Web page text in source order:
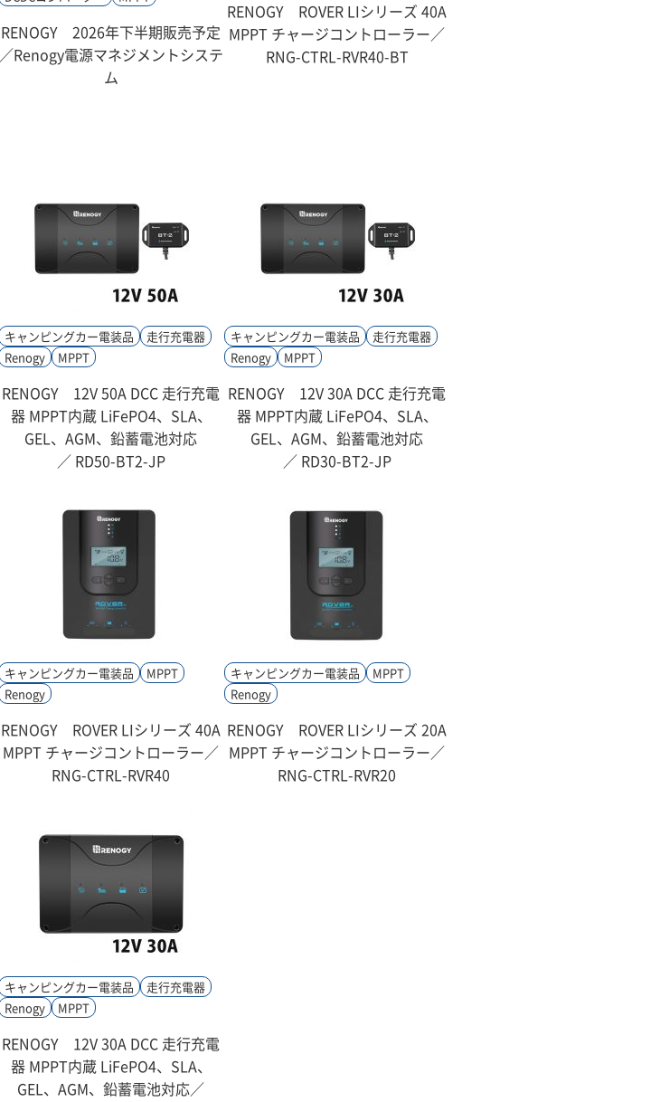
RENOGY 2026年下半期販売予定
／Renogy電源マネジメントシステ
ム
RENOGY ROVER LIシリーズ 40A
MPPT チャージコントローラー／
RNG-CTRL-RVR40-BT
キャンピングカー電装品
走行充電器
Renogy
MPPT
RENOGY 12V 50A DCC 走行充電
器 MPPT内蔵 LiFePO4、SLA、
GEL、AGM、鉛蓄電池対応
／ RD50-BT2-JP
キャンピングカー電装品
走行充電器
Renogy
MPPT
RENOGY 12V 30A DCC 走行充電
器 MPPT内蔵 LiFePO4、SLA、
GEL、AGM、鉛蓄電池対応
／ RD30-BT2-JP
キャンピングカー電装品
MPPT
Renogy
RENOGY ROVER LIシリーズ 40A
MPPT チャージコントローラー／
RNG-CTRL-RVR40
キャンピングカー電装品
MPPT
Renogy
RENOGY ROVER LIシリーズ 20A
MPPT チャージコントローラー／
RNG-CTRL-RVR20
キャンピングカー電装品
走行充電器
Renogy
MPPT
RENOGY 12V 30A DCC 走行充電
器 MPPT内蔵 LiFePO4、SLA、
GEL、AGM、鉛蓄電池対応／